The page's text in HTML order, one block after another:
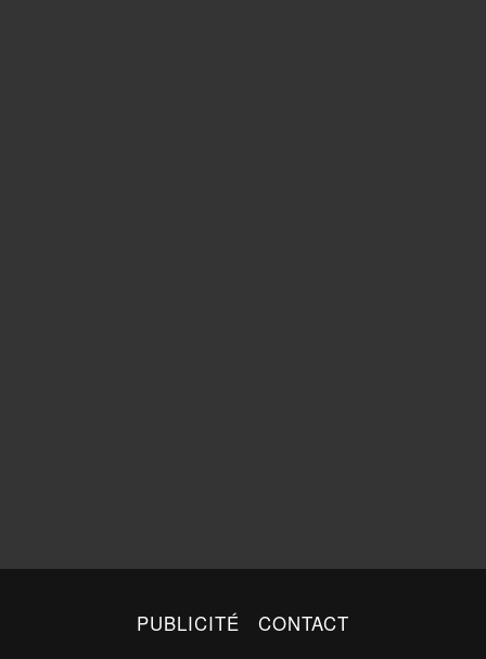
PUBLICITÉ CONTACT